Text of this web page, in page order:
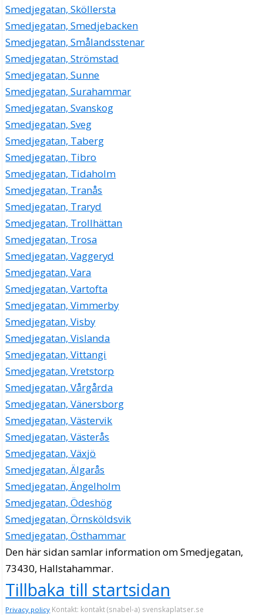
Smedjegatan, Sköllersta
Smedjegatan, Smedjebacken
Smedjegatan, Smålandsstenar
Smedjegatan, Strömstad
Smedjegatan, Sunne
Smedjegatan, Surahammar
Smedjegatan, Svanskog
Smedjegatan, Sveg
Smedjegatan, Taberg
Smedjegatan, Tibro
Smedjegatan, Tidaholm
Smedjegatan, Tranås
Smedjegatan, Traryd
Smedjegatan, Trollhättan
Smedjegatan, Trosa
Smedjegatan, Vaggeryd
Smedjegatan, Vara
Smedjegatan, Vartofta
Smedjegatan, Vimmerby
Smedjegatan, Visby
Smedjegatan, Vislanda
Smedjegatan, Vittangi
Smedjegatan, Vretstorp
Smedjegatan, Vårgårda
Smedjegatan, Vänersborg
Smedjegatan, Västervik
Smedjegatan, Västerås
Smedjegatan, Växjö
Smedjegatan, Älgarås
Smedjegatan, Ängelholm
Smedjegatan, Ödeshög
Smedjegatan, Örnsköldsvik
Smedjegatan, Östhammar
Den här sidan samlar information om Smedjegatan,
73430, Hallstahammar.
Tillbaka till startsidan
Privacy policy Kontakt: kontakt (snabel-a) svenskaplatser.se